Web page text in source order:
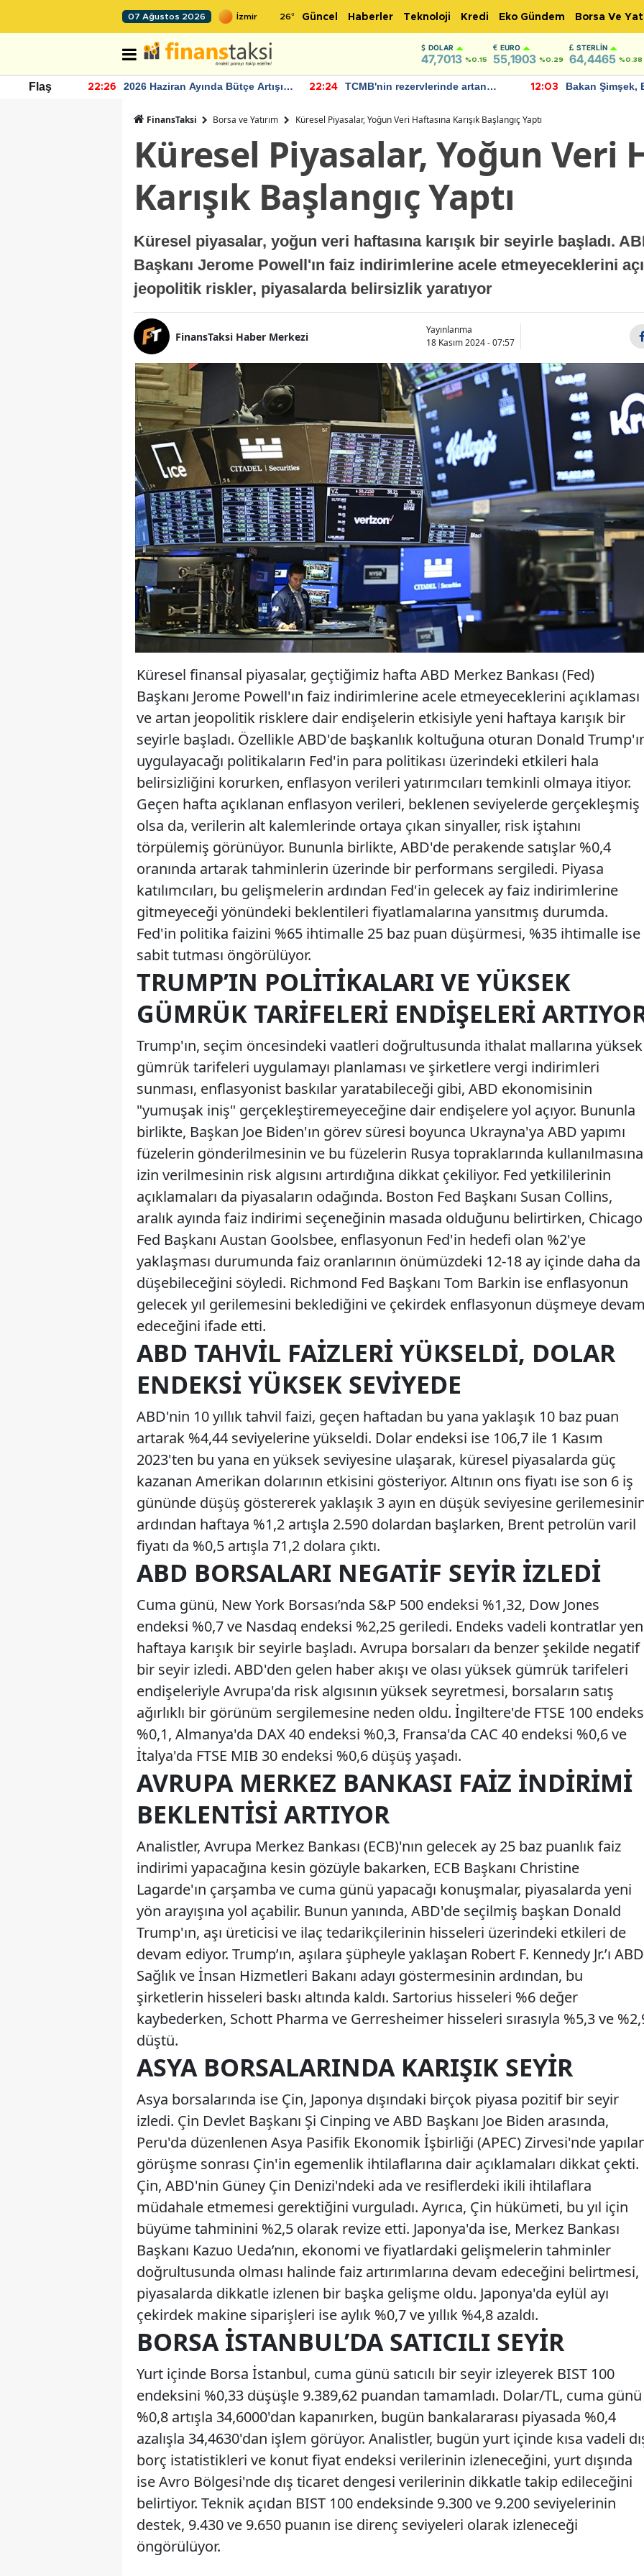
07 Ağustos 2026 26° Güncel Haberler Teknoloji Kredi Eko Gündem Borsa Ve
DOLAR
47,7013 %0.15
EURO
55,1903 %0.29
STERLIN
64,4465 %0.38
Flaş 22:26
2026 Haziran Ayında Bütçe Artışı
22:24
TCMB'nin rezervlerinde artan
12:03
Bakan Şimşek,
FinansTaksi Borsa ve Yatırım Küresel Piyasalar, Yoğun Veri Haftasına Karışık Başlangıç Yaptı
Küresel Piyasalar, Yoğun Veri
Karışık Başlangıç Yaptı
Küresel piyasalar, yoğun veri haftasına karışık bir seyirle başladı.
Başkanı Jerome Powell'ın faiz indirimlerine acele etmeyeceklerini
jeopolitik riskler, piyasalarda belirsizlik yaratıyor
FinansTaksi Haber Merkezi
Yayınlanma
18 Kasım 2024 - 07:57
Küresel finansal piyasalar, geçtiğimiz hafta ABD Merkez Bankası (Fed)
Başkanı Jerome Powell'ın faiz indirimlerine acele etmeyeceklerini açıklaması
ve artan jeopolitik risklere dair endişelerin etkisiyle yeni haftaya karışık bir
seyirle başladı. Özellikle ABD'de başkanlık koltuğuna oturan Donald
uygulayacağı politikaların Fed'in para politikası üzerindeki etkileri hala
belirsizliğini korurken, enflasyon verileri yatırımcıları temkinli olmaya itiyor.
Geçen hafta açıklanan enflasyon verileri, beklenen seviyelerde gerçekleşmiş
olsa da, verilerin alt kalemlerinde ortaya çıkan sinyaller, risk iştahını
törpülemiş görünüyor. Bununla birlikte, ABD'de perakende satışlar %0,4
oranında artarak tahminlerin üzerinde bir performans sergiledi. Piyasa
katılımcıları, bu gelişmelerin ardından Fed'in gelecek ay faiz indirimlerine
gitmeyeceği yönündeki beklentileri fiyatlamalarına yansıtmış durumda.
Fed'in politika faizini %65 ihtimalle 25 baz puan düşürmesi, %35 ihtimalle ise
sabit tutması öngörülüyor.
TRUMP’IN POLITIKALARI VE YÜKSEK
GÜMRÜK TARIFELERI ENDIŞELERI
Trump'ın, seçim öncesindeki vaatleri doğrultusunda ithalat mallarına yüksek
gümrük tarifeleri uygulamayı planlaması ve şirketlere vergi indirimleri
sunması, enflasyonist baskılar yaratabileceği gibi, ABD ekonomisinin
"yumuşak iniş" gerçekleştiremeyeceğine dair endişelere yol açıyor. Bununla
birlikte, Başkan Joe Biden'ın görev süresi boyunca Ukrayna'ya ABD yapımı
füzelerin gönderilmesinin ve bu füzelerin Rusya topraklarında kullanılmasına
izin verilmesinin risk algısını artırdığına dikkat çekiliyor. Fed yetkililerinin
açıklamaları da piyasaların odağında. Boston Fed Başkanı Susan Collins,
aralık ayında faiz indirimi seçeneğinin masada olduğunu belirtirken, Chicago
Fed Başkanı Austan Goolsbee, enflasyonun Fed'in hedefi olan %2'ye
yaklaşması durumunda faiz oranlarının önümüzdeki 12-18 ay içinde daha da
düşebileceğini söyledi. Richmond Fed Başkanı Tom Barkin ise enflasyonun
gelecek yıl gerilemesini beklediğini ve çekirdek enflasyonun düşmeye
edeceğini ifade etti.
ABD TAHVIL FAIZLERI YÜKSELDI, DOLAR
ENDEKSI YÜKSEK SEVIYEDE
ABD'nin 10 yıllık tahvil faizi, geçen haftadan bu yana yaklaşık 10 baz puan
artarak %4,44 seviyelerine yükseldi. Dolar endeksi ise 106,7 ile 1 Kasım
2023'ten bu yana en yüksek seviyesine ulaşarak, küresel piyasalarda güç
kazanan Amerikan dolarının etkisini gösteriyor. Altının ons fiyatı ise son 6 iş
gününde düşüş göstererek yaklaşık 3 ayın en düşük seviyesine
ardından haftaya %1,2 artışla 2.590 dolardan başlarken, Brent petrolün varil
fiyatı da %0,5 artışla 71,2 dolara çıktı.
ABD BORSALARI NEGATIF SEYIR İZLEDI
Cuma günü, New York Borsası’nda S&P 500 endeksi %1,32, Dow Jones
endeksi %0,7 ve Nasdaq endeksi %2,25 geriledi. Endeks vadeli kontratlar
haftaya karışık bir seyirle başladı. Avrupa borsaları da benzer şekilde negatif
bir seyir izledi. ABD'den gelen haber akışı ve olası yüksek gümrük tarifeleri
endişeleriyle Avrupa'da risk algısının yüksek seyretmesi, borsaların satış
ağırlıklı bir görünüm sergilemesine neden oldu. İngiltere'de FTSE 100
%0,1, Almanya'da DAX 40 endeksi %0,3, Fransa'da CAC 40 endeksi %0,6 ve
İtalya'da FTSE MIB 30 endeksi %0,6 düşüş yaşadı.
AVRUPA MERKEZ BANKASI FAIZ İNDIRIMI
BEKLENTISI ARTIYOR
Analistler, Avrupa Merkez Bankası (ECB)'nın gelecek ay 25 baz puanlık faiz
indirimi yapacağına kesin gözüyle bakarken, ECB Başkanı Christine
Lagarde'ın çarşamba ve cuma günü yapacağı konuşmalar, piyasalarda yeni
yön arayışına yol açabilir. Bunun yanında, ABD'de seçilmiş başkan Donald
Trump'ın, aşı üreticisi ve ilaç tedarikçilerinin hisseleri üzerindeki etkileri de
devam ediyor. Trump’ın, aşılara şüpheyle yaklaşan Robert F. Kennedy Jr.’ı ABD
Sağlık ve İnsan Hizmetleri Bakanı adayı göstermesinin ardından, bu
şirketlerin hisseleri baskı altında kaldı. Sartorius hisseleri %6 değer
kaybederken, Schott Pharma ve Gerresheimer hisseleri sırasıyla %5,3 ve
düştü.
ASYA BORSALARINDA KARIŞIK SEYIR
Asya borsalarında ise Çin, Japonya dışındaki birçok piyasa pozitif bir seyir
izledi. Çin Devlet Başkanı Şi Cinping ve ABD Başkanı Joe Biden arasında,
Peru'da düzenlenen Asya Pasifik Ekonomik İşbirliği (APEC) Zirvesi'nde
görüşme sonrası Çin'in egemenlik ihtilaflarına dair açıklamaları dikkat çekti.
Çin, ABD'nin Güney Çin Denizi'ndeki ada ve resiflerdeki ikili ihtilaflara
müdahale etmemesi gerektiğini vurguladı. Ayrıca, Çin hükümeti, bu yıl için
büyüme tahminini %2,5 olarak revize etti. Japonya'da ise, Merkez Bankası
Başkanı Kazuo Ueda’nın, ekonomi ve fiyatlardaki gelişmelerin tahminler
doğrultusunda olması halinde faiz artırımlarına devam edeceğini belirtmesi,
piyasalarda dikkatle izlenen bir başka gelişme oldu. Japonya'da eylül ayı
çekirdek makine siparişleri ise aylık %0,7 ve yıllık %4,8 azaldı.
BORSA İSTANBUL’DA SATICILI SEYIR
Yurt içinde Borsa İstanbul, cuma günü satıcılı bir seyir izleyerek BIST 100
endeksini %0,33 düşüşle 9.389,62 puandan tamamladı. Dolar/TL, cuma günü
%0,8 artışla 34,6000'dan kapanırken, bugün bankalararası piyasada %0,4
azalışla 34,4630'dan işlem görüyor. Analistler, bugün yurt içinde kısa vadeli
borç istatistikleri ve konut fiyat endeksi verilerinin izleneceğini, yurt dışında
ise Avro Bölgesi'nde dış ticaret dengesi verilerinin dikkatle takip edileceğini
belirtiyor. Teknik açıdan BIST 100 endeksinde 9.300 ve 9.200 seviyelerinin
destek, 9.430 ve 9.650 puanın ise direnç seviyeleri olarak izleneceği
öngörülüyor.